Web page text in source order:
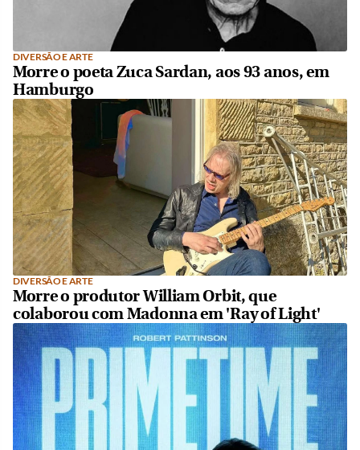
DIVERSÃO E ARTE
Morre o poeta Zuca Sardan, aos 93 anos, em
Hamburgo
DIVERSÃO E ARTE
Morre o produtor William Orbit, que
colaborou com Madonna em 'Ray of Light'